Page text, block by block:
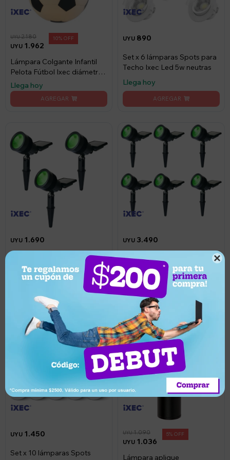

UYU 1.962
UYU2.180 10
Lámpara Colgante Infantil
Pelota Fútbol Ixec diámetro
25 cm
Llega hoy
UYU 890
Set x 6 lámparas Spots para
Techo Ixec Led 5w neutras
Llega hoy
UYU 1.690
Set x 3 Pinchos Farol Led
Ixec Solar De Jardín Verde
Llega hoy
UYU 3.490
Set x 6 Pinchos Farol Led
Ixec Solar De Jardín Verde
Llega hoy
UYU 1.450
Set x 10 lámparas Spots
UYU 1.036
UYU1.090 5
Lámpara aplique